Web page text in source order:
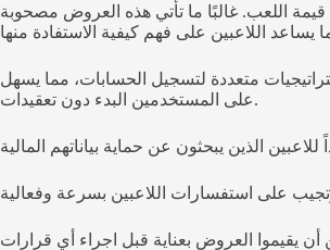
اللعب. غالبًا ما تأتي هذه العروض مصحوبة
متعددة لتسجيل الحسابات، مما يسهل
على المستخدمين البدء دون تعقيدات.